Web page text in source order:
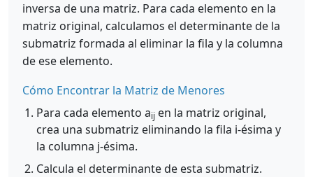
inversa de una matriz. Para cada elemento en la
matriz original, calculamos el determinante de la
submatriz formada al eliminar la fila y la columna
de ese elemento.
Cómo Encontrar la Matriz de Menores
Para cada elemento aij en la matriz original,
crea una submatriz eliminando la fila i-ésima y
la columna j-ésima.
Calcula el determinante de esta submatriz.